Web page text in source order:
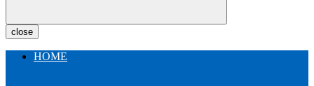
close
HOME